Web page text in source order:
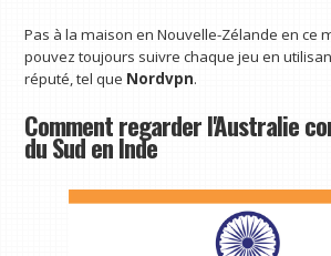
Pas à la maison en Nouvelle-Zélande en ce
pouvez toujours suivre chaque jeu en
réputé, tel que Nordvpn.
Comment regarder l'Australie
du Sud en Inde